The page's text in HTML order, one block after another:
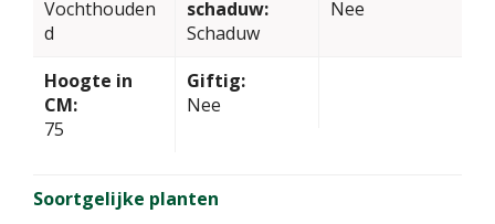
Vochthouden
d
schaduw:
Schaduw
Nee
Hoogte in
CM:
75
Giftig:
Nee
Soortgelijke planten